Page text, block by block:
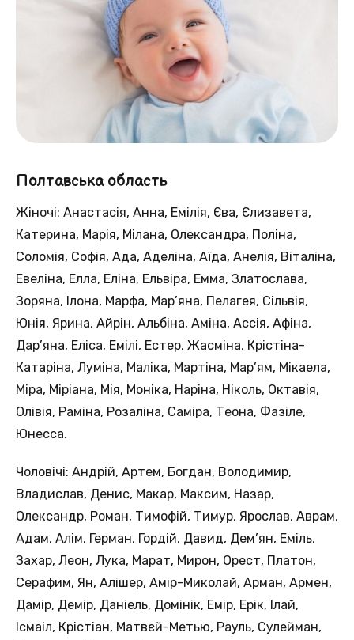
Полтавська область
Жіночі: Анастасія, Анна, Емілія, Єва, Єлизавета,
Катерина, Марія, Мілана, Олександра, Поліна,
Соломія, Софія, Ада, Аделіна, Аїда, Анелія, Віталіна,
Евеліна, Елла, Еліна, Ельвіра, Емма, Златослава,
Зоряна, Ілона, Марфа, Мар’яна, Пелагея, Сільвія,
Юнія, Ярина, Айрін, Альбіна, Аміна, Ассія, Афіна,
Дар’яна, Еліса, Емілі, Естер, Жасміна, Крістіна-
Катаріна, Луміна, Маліка, Мартіна, Мар’ям, Мікаела,
Міра, Міріана, Мія, Моніка, Наріна, Ніколь, Октавія,
Олівія, Раміна, Розаліна, Саміра, Теона, Фазіле,
Юнесса.
Чоловічі: Андрій, Артем, Богдан, Володимир,
Владислав, Денис, Макар, Максим, Назар,
Олександр, Роман, Тимофій, Тимур, Ярослав, Аврам,
Адам, Алім, Герман, Гордій, Давид, Дем’ян, Еміль,
Захар, Леон, Лука, Марат, Мирон, Орест, Платон,
Серафим, Ян, Алішер, Амір-Миколай, Арман, Армен,
Дамір, Демір, Даніель, Домінік, Емір, Ерік, Ілай,
Ісмаіл, Крістіан, Матвєй-Метью, Рауль, Сулейман,